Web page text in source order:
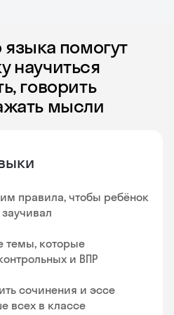
помогут
научиться
говорить
мысли
правила, чтобы ребёнок
темы, которые
и ВПР
сочинения и эссе
всех в классе